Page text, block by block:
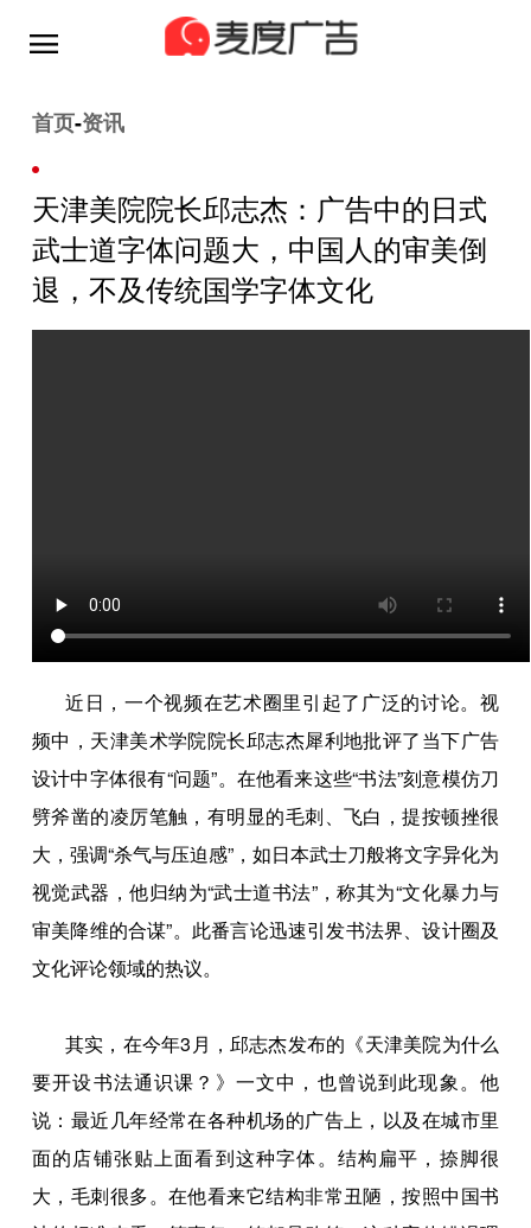
首页-资讯
天津美院院长邱志杰：广告中的日式
武士道字体问题大，中国人的审美倒
退，不及传统国学字体文化
近日，一个视频在艺术圈里引起了广泛的讨论。视
频中，天津美术学院院长邱志杰犀利地批评了当下广告
设计中字体很有“问题”。在他看来这些“书法”刻意模仿刀
劈斧凿的凌厉笔触，有明显的毛刺、飞白，提按顿挫很
大，强调“杀气与压迫感”，如日本武士刀般将文字异化为
视觉武器，他归纳为“武士道书法”，称其为“文化暴力与
审美降维的合谋”。此番言论迅速引发书法界、设计圈及
文化评论领域的热议。
其实，在今年3月，邱志杰发布的《天津美院为什么
要开设书法通识课？》一文中，也曾说到此现象。他
说：最近几年经常在各种机场的广告上，以及在城市里
面的店铺张贴上面看到这种字体。结构扁平，捺脚很
大，毛刺很多。在他看来它结构非常丑陋，按照中国书